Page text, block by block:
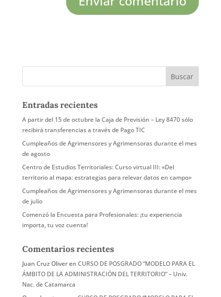
Entradas recientes
A partir del 15 de octubre la Caja de Previsión – Ley 8470 sólo
recibirá transferencias a través de Pago TIC
Cumpleaños de Agrimensores y Agrimensoras durante el mes
de agosto
Centro de Estudios Territoriales: Curso virtual III: «Del
territorio al mapa: estrategias para relevar datos en campo»
Cumpleaños de Agrimensores y Agrimensoras durante el mes
de julio
Comenzó la Encuesta para Profesionales: ¡tu experiencia
importa, tu voz cuenta!
Comentarios recientes
Juan Cruz Oliveren CURSO DE POSGRADO “MODELO PARA EL
ÁMBITO DE LA ADMINISTRACIÓN DEL TERRITORIO” – Univ.
Nac. de Catamarca